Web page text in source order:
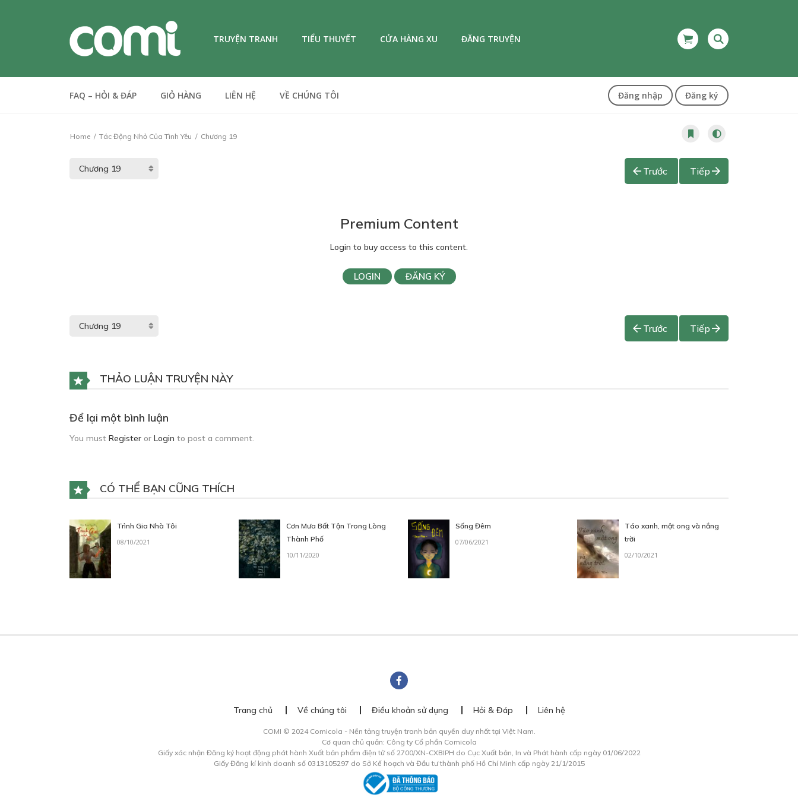
TRUYỆN TRANH TIỂU THUYẾT CỬA HÀNG XU ĐĂNG TRUYỆN
FAQ – HỎI & ĐÁP GIỎ HÀNG LIÊN HỆ VỀ CHÚNG TÔI Đăng nhập Đăng ký
Home Tác Động Nhỏ Của Tình Yêu Chương 19
Trước Tiếp
Premium Content
Login to buy access to this content.
LOGIN ĐĂNG KÝ
Trước Tiếp
THẢO LUẬN TRUYỆN NÀY
Để lại một bình luận
You must Register or Login to post a comment.
CÓ THỂ BẠN CŨNG THÍCH
Trình Gia Nhà Tôi
08/10/2021
Cơn Mưa Bất Tận Trong Lòng
Thành Phố
10/11/2020
Sống Đêm
07/06/2021
Táo xanh, mật ong và nắng
trời
02/10/2021
Trang chủ Về chúng tôi Điều khoản sử dụng Hỏi & Đáp Liên hệ
COMI © 2024 Comicola - Nền tảng truyện tranh bản quyền duy nhất tại Việt Nam.
Cơ quan chủ quản: Công ty Cổ phần Comicola
Giấy xác nhận Đăng ký hoạt động phát hành Xuất bản phẩm điện tử số 2700/XN-CXBIPH do Cục Xuất bản, In và Phát hành cấp ngày 01/06/2022
Giấy Đăng kí kinh doanh số 0313105297 do Sở Kế hoạch và Đầu tư thành phố Hồ Chí Minh cấp ngày 21/1/2015